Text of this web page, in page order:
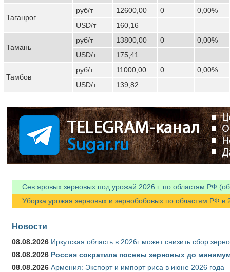
Таганрог
руб/т 12600,00 0
0,00%
USD/т
160,16
Тамань
руб/т 13800,00 0
0,00%
USD/т
175,41
Тамбов
руб/т 11000,00 0
0,00%
USD/т
139,82
Сев яровых зерновых под урожай 2026 г. по областям РФ
Уборка урожая зерновых и зернобобовых по областям РФ в
Новости
08.08.2026 Иркутская область в 2026г может снизить сбор
08.08.2026 Россия сократила посевы зерновых до
08.08.2026 Армения: Экспорт и импорт риса в июне 2026 года